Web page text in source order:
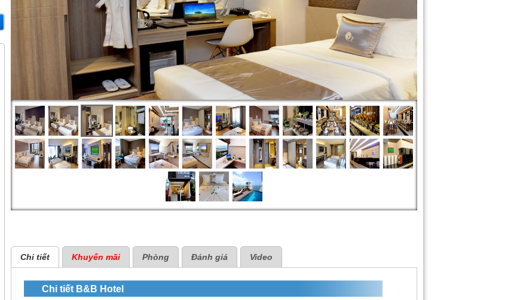
Chi tiết Khuyến mãi Phòng Đánh giá Video
Chi tiết B&B Hotel